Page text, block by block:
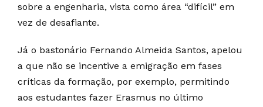
sobre a engenharia, vista como área “difícil” em
vez de desafiante.
Já o bastonário Fernando Almeida Santos, apelou
a que não se incentive a emigração em fases
críticas da formação, por exemplo, permitindo
aos estudantes fazer Erasmus no último